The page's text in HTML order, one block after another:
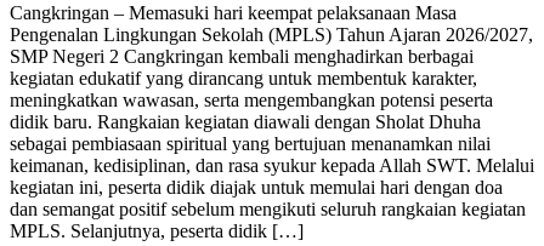
Cangkringan – Memasuki hari keempat pelaksanaan Masa
Pengenalan Lingkungan Sekolah (MPLS) Tahun Ajaran 2026/2027,
SMP Negeri 2 Cangkringan kembali menghadirkan berbagai
kegiatan edukatif yang dirancang untuk membentuk karakter,
meningkatkan wawasan, serta mengembangkan potensi peserta
didik baru. Rangkaian kegiatan diawali dengan Sholat Dhuha
sebagai pembiasaan spiritual yang bertujuan menanamkan nilai
keimanan, kedisiplinan, dan rasa syukur kepada Allah SWT. Melalui
kegiatan ini, peserta didik diajak untuk memulai hari dengan doa
dan semangat positif sebelum mengikuti seluruh rangkaian kegiatan
MPLS. Selanjutnya, peserta didik […]